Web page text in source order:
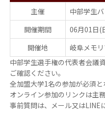
主催
中部学生
開催期間
06月01日(
開催地
岐阜メモ
中部学生選手権の代表者会議
ご確認ください。
全加盟大学1名の参加が必須と
オンライン参加のリンクは主
事前質問は、メール又はLINE